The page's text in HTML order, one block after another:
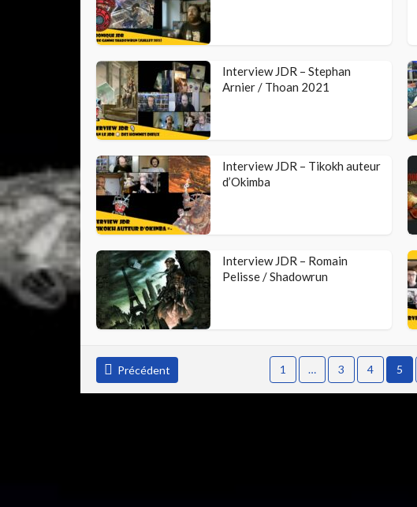
Interview JDR – Stephan
Arnier / Thoan 2021
Interview JDR – Tikokh auteur
d’Okimba
Interview JDR – Romain
Pelisse / Shadowrun
Précédent 1 … 3 4 5